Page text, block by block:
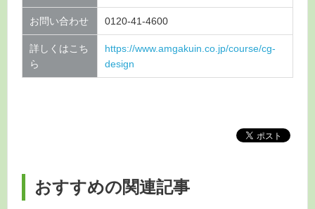
お問い合わせ 0120-41-4600
詳しくはこち
ら
https://www.amgakuin.co.jp/course/cg-
design
おすすめの関連記事